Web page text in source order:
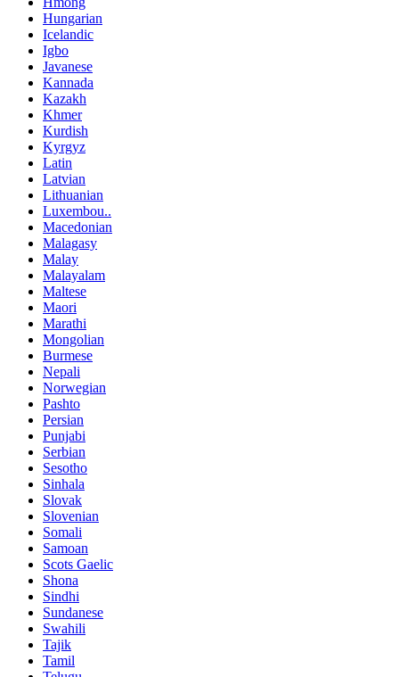
Hungarian
Icelandic
Igbo
Javanese
Kannada
Kazakh
Khmer
Kurdish
Kyrgyz
Latin
Latvian
Lithuanian
Luxembou..
Macedonian
Malagasy
Malay
Malayalam
Maltese
Maori
Marathi
Mongolian
Burmese
Nepali
Norwegian
Pashto
Persian
Punjabi
Serbian
Sesotho
Sinhala
Slovak
Slovenian
Somali
Samoan
Scots Gaelic
Shona
Sindhi
Sundanese
Swahili
Tajik
Tamil